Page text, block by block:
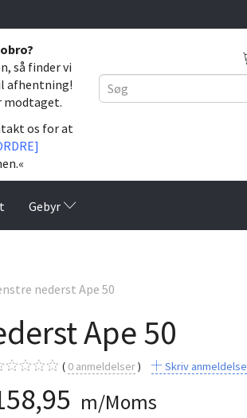
så finder vi
afhentning!
modtaget.
os for at
Gebyr
nederst Ape 50
Ape 50
0anmeldelser Skriv anmeldelse
m/Moms